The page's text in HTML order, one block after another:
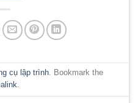
cụ lập trình. Bookmark the
.